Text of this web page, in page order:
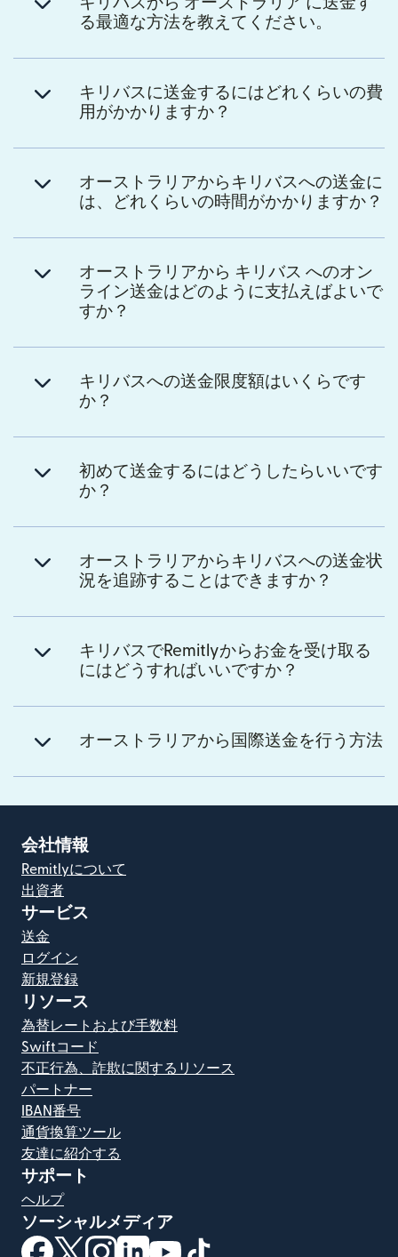
る最適な方法を教えてください。
キリバスに送金するにはどれくらいの費
用がかかりますか？
オーストラリアからキリバスへの送金に
は、どれくらいの時間がかかりますか？
オーストラリアから キリバス へのオン
ライン送金はどのように支払えばよいで
すか？
キリバスへの送金限度額はいくらです
か？
初めて送金するにはどうしたらいいです
か？
オーストラリアからキリバスへの送金状
況を追跡することはできますか？
キリバスでRemitlyからお金を受け取る
にはどうすればいいですか？
オーストラリアから国際送金を行う方法
会社情報
Remitlyについて
出資者
サービス
送金
ログイン
新規登録
リソース
為替レートおよび手数料
Swiftコード
不正行為、詐欺に関するリソース
パートナー
IBAN番号
通貨換算ツール
友達に紹介する
サポート
ヘルプ
ソーシャルメディア
（別ウィンドウで開きます）
（別ウィンドウで開きます）
（別ウィンドウで開きます）
（別ウィンドウで開きます）
（別ウィンドウで開きます）